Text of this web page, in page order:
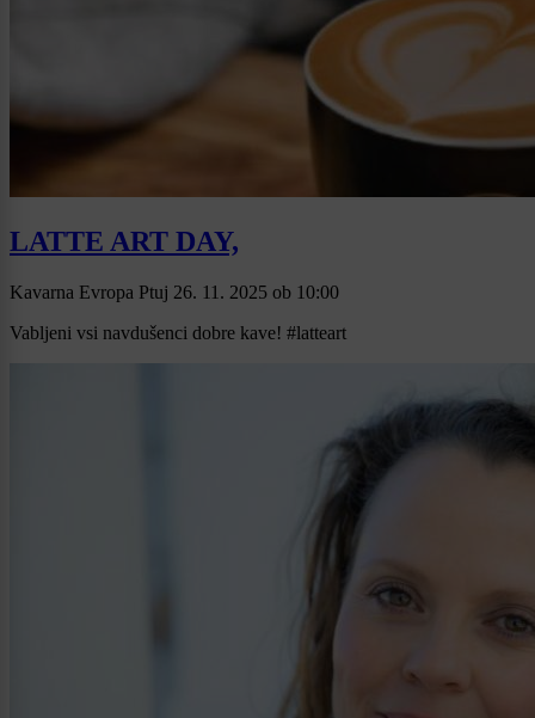
LATTE ART DAY,
Kavarna Evropa Ptuj 26. 11. 2025 ob 10:00
Vabljeni vsi navdušenci dobre kave! #latteart